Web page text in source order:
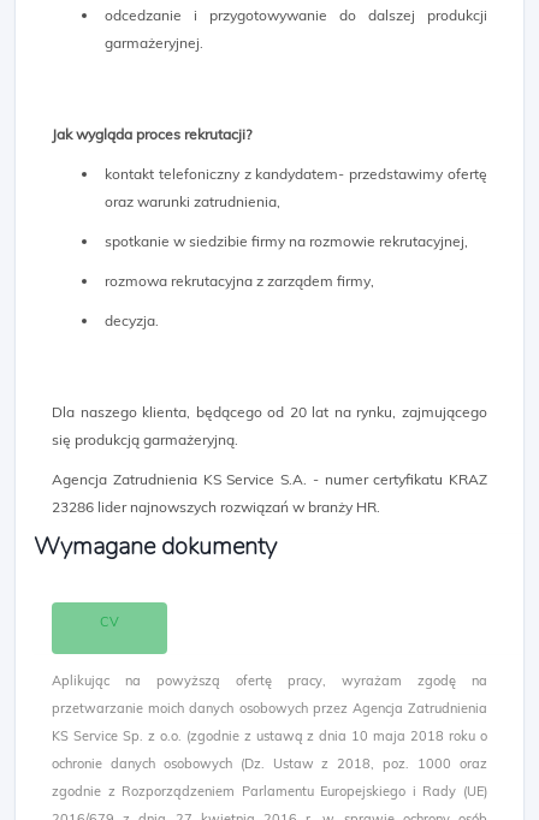
odcedzanie i przygotowywanie do dalszej produkcji
garmażeryjnej.
Jak wygląda proces rekrutacji?
kontakt telefoniczny z kandydatem- przedstawimy ofertę
oraz warunki zatrudnienia,
spotkanie w siedzibie firmy na rozmowie rekrutacyjnej,
rozmowa rekrutacyjna z zarządem firmy,
decyzja.
Dla naszego klienta, będącego od 20 lat na rynku, zajmującego
się produkcją garmażeryjną.
Agencja Zatrudnienia KS Service S.A. - numer certyfikatu KRAZ
23286 lider najnowszych rozwiązań w branży HR.
Wymagane dokumenty
CV
Aplikując na powyższą ofertę pracy, wyrażam zgodę na
przetwarzanie moich danych osobowych przez Agencja Zatrudnienia
KS Service Sp. z o.o. (zgodnie z ustawą z dnia 10 maja 2018 roku o
ochronie danych osobowych (Dz. Ustaw z 2018, poz. 1000 oraz
zgodnie z Rozporządzeniem Parlamentu Europejskiego i Rady (UE)